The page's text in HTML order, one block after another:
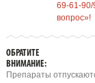
69-61-90/
вопрос»!
ОБРАТИТЕ
ВНИМАНИЕ:
Препараты